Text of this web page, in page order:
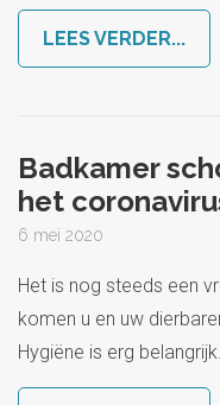
LEES VERDER...
Badkamer
het
6 mei 2020
Het is nog steeds een
komen u en uw
Hygiëne is erg belangrijk